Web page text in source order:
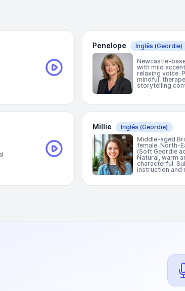
Penelope Inglês (Geordie)
Newcastle-
with mild
relaxing voice.
mindful,
storytelling
Millie Inglês (Geordie)
Middle-aged
female, North-
(Soft Geordie
Natural, warm
characterful.
instruction and